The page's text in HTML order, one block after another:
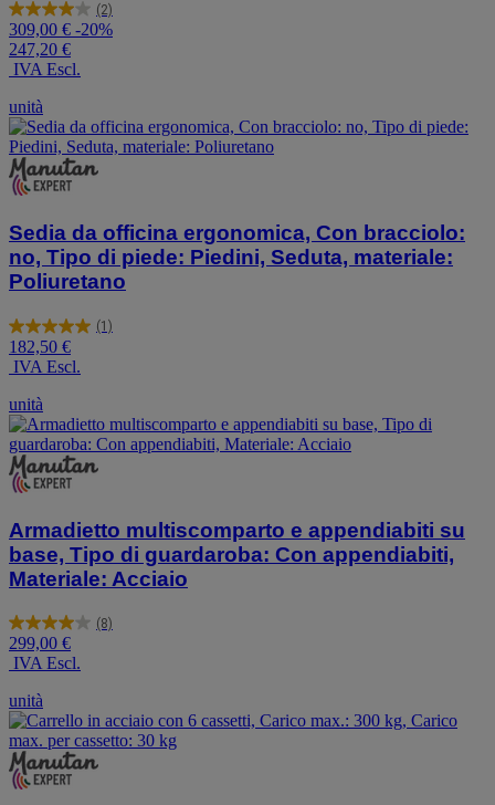
(2)
4.0
su
5
stelle.
recensioni
309,00 € -20%
247,20 €
IVA Escl.
unità
Sedia da officina ergonomica, Con bracciolo:
no, Tipo di piede: Piedini, Seduta, materiale:
Poliuretano
(1)
5.0
su
5
stelle.
1
recensione
182,50 €
IVA Escl.
unità
Armadietto multiscomparto e appendiabiti su
base, Tipo di guardaroba: Con appendiabiti,
Materiale: Acciaio
(8)
4.0
su
5
stelle.
8
recensioni
299,00 €
IVA Escl.
unità